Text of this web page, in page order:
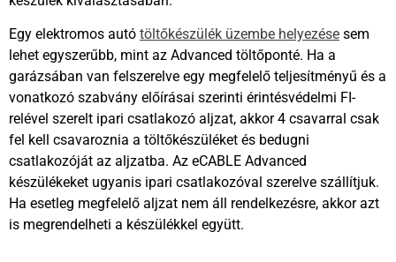
Egy elektromos autó töltőkészülék üzembe helyezése sem
lehet egyszerűbb, mint az Advanced töltőponté. Ha a
garázsában van felszerelve egy megfelelő teljesítményű és a
vonatkozó szabvány előírásai szerinti érintésvédelmi FI-
relével szerelt ipari csatlakozó aljzat, akkor 4 csavarral csak
fel kell csavaroznia a töltőkészüléket és bedugni
csatlakozóját az aljzatba. Az eCABLE Advanced
készülékeket ugyanis ipari csatlakozóval szerelve szállítjuk.
Ha esetleg megfelelő aljzat nem áll rendelkezésre, akkor azt
is megrendelheti a készülékkel együtt.